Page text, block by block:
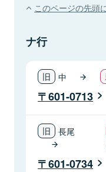
このページの先頭
ナ行
中
601-0713
長尾
601-0734